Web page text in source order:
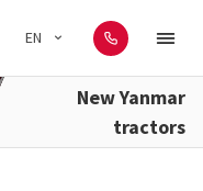
EN
New Yanmar
tractors